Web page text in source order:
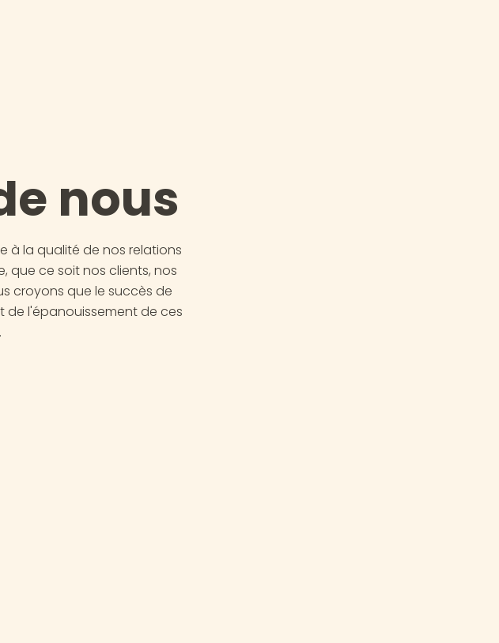
nous
à la qualité de nos relations
que ce soit nos clients, nos
croyons que le succès de
de l'épanouissement de ces